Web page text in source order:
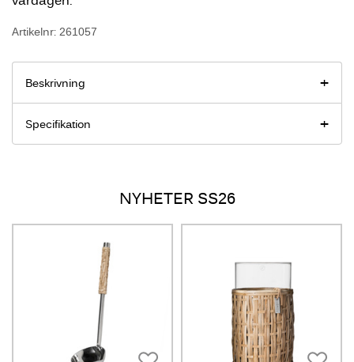
Artikelnr: 261057
Beskrivning
Specifikation
NYHETER SS26